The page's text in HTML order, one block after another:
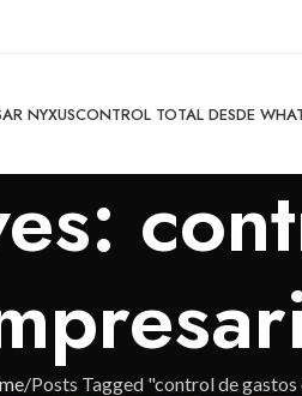
NYXUSCONTROL TOTAL DESDE
Posts Tagged "control de